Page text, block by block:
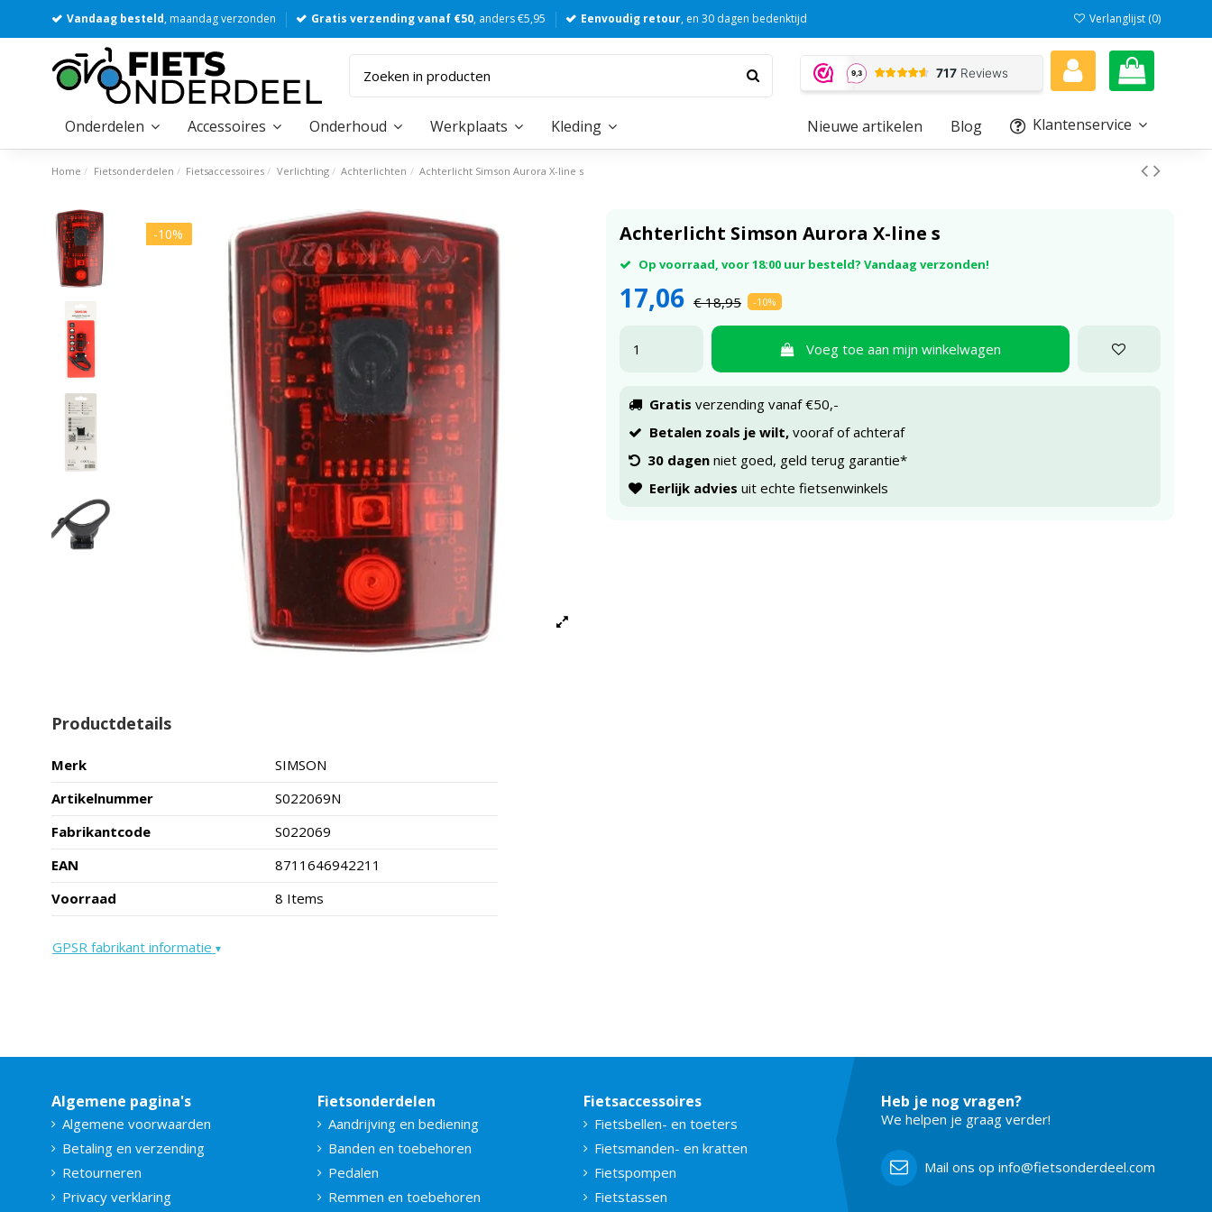
Vandaag besteld, maandag verzonden Gratis verzending vanaf €50, anders €5,95 Eenvoudig retour, en 30 dagen bedenktijd Verlanglijst (0)
Onderdelen Accessoires Onderhoud Werkplaats Kleding Klantenservice
Blog
Nieuwe artikelen
Home Fietsonderdelen Fietsaccessoires Verlichting Achterlichten Achterlicht Simson Aurora X-line s
-10% Achterlicht Simson Aurora X-line s
Op voorraad, voor 18:00 uur besteld? Vandaag verzonden!
17,06 € 18,95 -10%
Voeg toe aan mijn winkelwagen
Gratis verzending vanaf €50,-
Betalen zoals je wilt,vooraf of achteraf
30 dagenniet goed, geld terug garantie*
Eerlijk advies uit echte fietsenwinkels
Productdetails
Merk
SIMSON
Artikelnummer
S022069N
Fabrikantcode
S022069
EAN
8711646942211
Voorraad
8 Items
GPSR fabrikant informatie ▾
Algemene pagina's
Algemene voorwaarden
Betaling en verzending
Retourneren
Privacy verklaring
Fietsonderdelen
Aandrijving en bediening
Banden en toebehoren
Pedalen
Remmen en toebehoren
Fietsaccessoires
Fietsbellen- en toeters
Fietsmanden- en kratten
Fietspompen
Fietstassen
Heb je nog vragen?
We helpen je graag verder!
Mail ons op info@fietsonderdeel.com